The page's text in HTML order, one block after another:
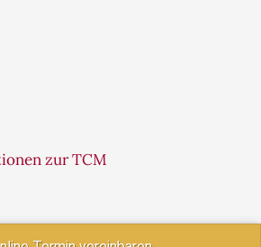
zur TCM